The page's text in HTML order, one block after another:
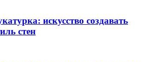
искусство создавать
стен